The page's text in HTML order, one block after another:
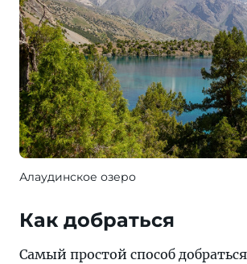
Алаудинское озеро
Как добраться
Самый простой способ